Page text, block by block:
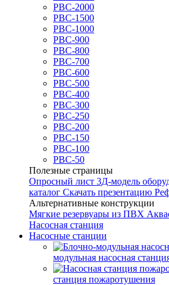
РВС-2000
РВС-1500
РВС-1000
РВС-900
РВС-800
РВС-700
РВС-600
РВС-500
РВС-400
РВС-300
РВС-250
РВС-200
РВС-150
РВС-100
РВС-50
Полезные страницы
Опросный лист 3Д-модель
каталог Скачать презентацию
Альтернативные конструкции
Мягкие резервуары из ПВХ
Насосная станция
Насосные станции
модульная насосная
станция пожаротушения